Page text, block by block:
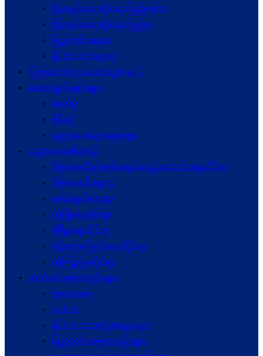
ငြိမ်းချမ်းရေးဆိုင်ရာ(ပြည်တွင်း)
ငြိမ်းချမ်းရေးဆိုင်ရာ(ပြည်ပ)
ပြည်တွင်းရေးရာ
နိုင်ငံတကာရေးရာ
ပြည်ထောင်စုသဘောတူစာချုပ်
ဆောင်ရွက်ချက်များ
ဓာတ်ပုံ
ဗွီဒီယို
ပညာပေးဆွေးနွေးမှုများ
ပညာပေးအစီအစဉ်
ဒီမိုကရေစီနှင့်ဖက်ဒရယ်တည်ဆောက်ရေးဆိုင်ရာ
ဒီမိုကရေစီရေးရာ
ဖက်ဒရယ်ရေးရာ
လုံခြုံရေးဆိုင်ရာ
ဖွံဖြိုးရေးဆိုင်ရာ
ပဋိပက္ခ‌ဖြေရှင်းရေးဆိုင်ရာ
ယုံကြည်မှုဆိုင်ရာ
ဆက်စပ်အဖွဲ့အစည်းများ
ကုလသမဂ္ဂ
ASEAN
နိုင်ငံတကာအဖွဲ့အစည်းများ
ပြည်တွင်းအဖွဲ့အစည်းများ